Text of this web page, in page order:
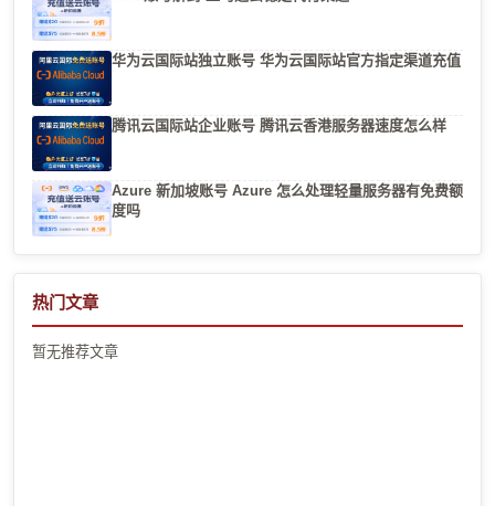
华为云国际站独立账号 华为云国际站官方指定渠道充值
腾讯云国际站企业账号 腾讯云香港服务器速度怎么样
Azure 新加坡账号 Azure 怎么处理轻量服务器有免费额
度吗
热门文章
暂无推荐文章